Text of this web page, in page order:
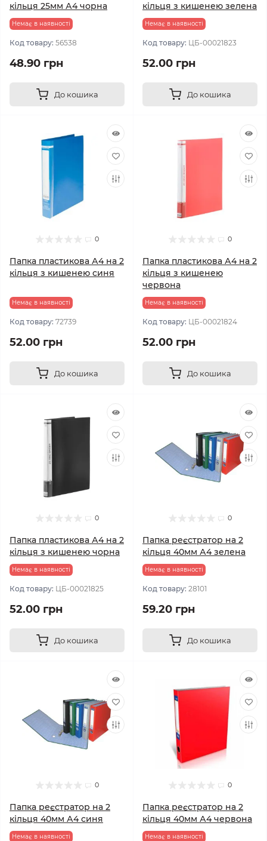
кільця 25мм А4 чорна
Немає в наявності
Код товару: 56538
48.90 грн
До кошика
кільця з кишенею зелена
Немає в наявності
Код товару: ЦБ-00021823
52.00 грн
До кошика
0
Папка пластикова А4 на 2
кільця з кишенею синя
Немає в наявності
Код товару: 72739
52.00 грн
До кошика
0
Папка пластикова А4 на 2
кільця з кишенею
червона
Немає в наявності
Код товару: ЦБ-00021824
52.00 грн
До кошика
0
Папка пластикова А4 на 2
кільця з кишенею чорна
Немає в наявності
Код товару: ЦБ-00021825
52.00 грн
До кошика
0
Папка реєстратор на 2
кільця 40мм А4 зелена
Немає в наявності
Код товару: 28101
59.20 грн
До кошика
0
Папка реєстратор на 2
кільця 40мм А4 синя
Немає в наявності
0
Папка реєстратор на 2
кільця 40мм А4 червона
Немає в наявності